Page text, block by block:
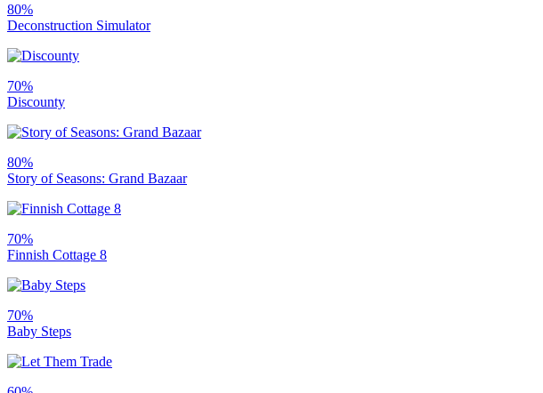
80%
Deconstruction Simulator
70%
Discounty
80%
Story of Seasons: Grand Bazaar
70%
Finnish Cottage 8
70%
Baby Steps